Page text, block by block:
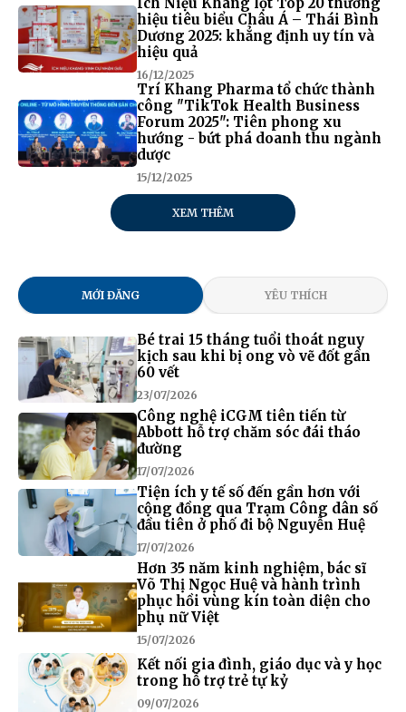
Ích Niệu Khang lọt Top 20 thương
hiệu tiêu biểu Châu Á – Thái Bình
Dương 2025: khẳng định uy tín và
hiệu quả
16/12/2025
Trí Khang Pharma tổ chức thành
công "TikTok Health Business
Forum 2025": Tiên phong xu
hướng - bứt phá doanh thu ngành
dược
15/12/2025
XEM THÊM
MỚI ĐĂNG YÊU THÍCH
Bé trai 15 tháng tuổi thoát nguy
kịch sau khi bị ong vò vẽ đốt gần
60 vết
23/07/2026
Công nghệ iCGM tiên tiến từ
Abbott hỗ trợ chăm sóc đái tháo
đường
17/07/2026
Tiện ích y tế số đến gần hơn với
cộng đồng qua Trạm Công dân số
đầu tiên ở phố đi bộ Nguyễn Huệ
17/07/2026
Hơn 35 năm kinh nghiệm, bác sĩ
Võ Thị Ngọc Huệ và hành trình
phục hồi vùng kín toàn diện cho
phụ nữ Việt
15/07/2026
Kết nối gia đình, giáo dục và y học
trong hỗ trợ trẻ tự kỷ
09/07/2026